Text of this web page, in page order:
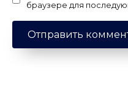
браузере для